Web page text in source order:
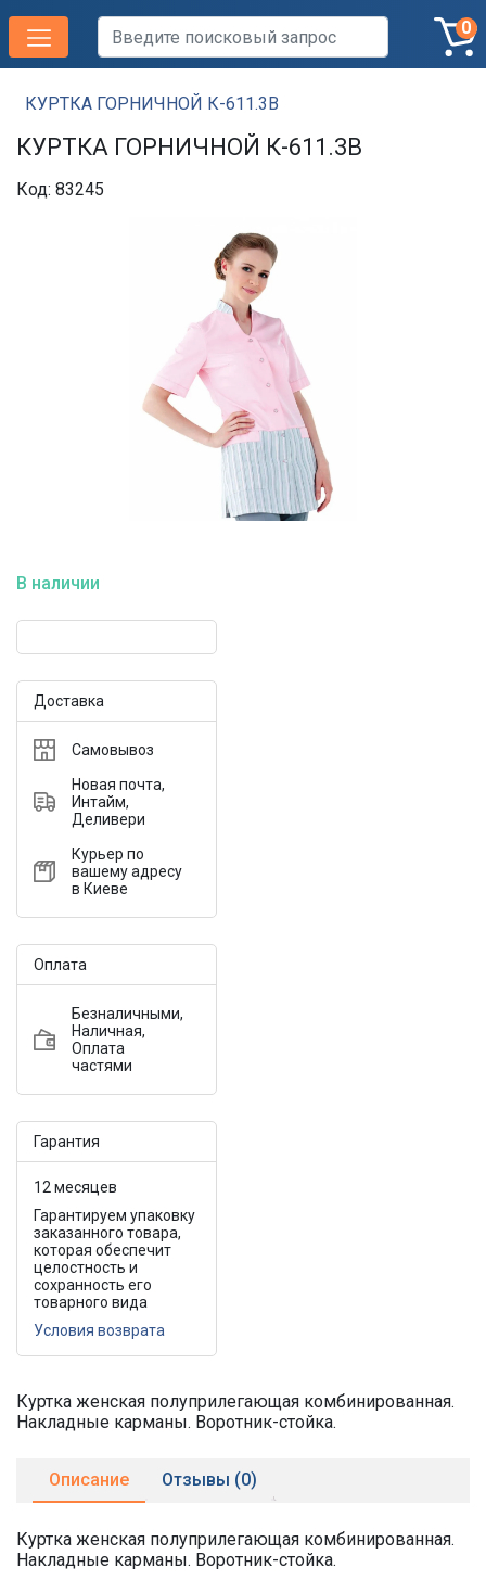
0
КУРТКА ГОРНИЧНОЙ К-611.3В
КУРТКА ГОРНИЧНОЙ К-611.3В
Код: 83245
В наличии
Доставка
Самовывоз
Новая почта,
Интайм,
Деливери
Курьер по
вашему адресу
в Киеве
Оплата
Безналичными,
Наличная,
Оплата
частями
Гарантия
12 месяцев
Гарантируем упаковку
заказанного товара,
которая обеспечит
целостность и
сохранность его
товарного вида
Условия возврата
Куртка женская полуприлегающая комбинированная.
Накладные карманы. Воротник-стойка.
Описание Отзывы (0)
Куртка женская полуприлегающая комбинированная.
Накладные карманы. Воротник-стойка.